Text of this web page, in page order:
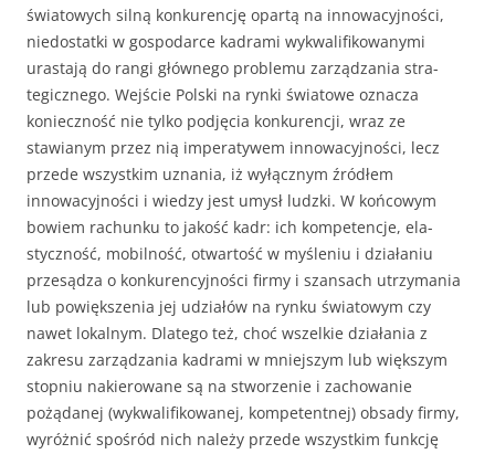
światowych silną konkurencję opartą na innowacyjności,
niedostatki w gospodarce kadrami wykwalifikowanymi
urastają do rangi głównego problemu zarządzania stra­
tegicznego. Wejście Polski na rynki światowe oznacza
konieczność nie tylko pod­jęcia konkurencji, wraz ze
stawianym przez nią imperatywem innowacyjno­ści, lecz
przede wszystkim uznania, iż wyłącznym źródłem
innowacyjności i wiedzy jest umysł ludzki. W końcowym
bowiem rachunku to jakość kadr: ich kompetencje, ela­
styczność, mobilność, otwartość w myśleniu i działaniu
przesądza o konku­rencyjności firmy i szansach utrzymania
lub powiększenia jej udziałów na rynku światowym czy
nawet lokalnym. Dlatego też, choć wszelkie działania z
zakresu zarządzania kadrami w mniejszym lub większym
stopniu nakierowane są na stworzenie i zacho­wanie
pożądanej (wykwalifikowanej, kompetentnej) obsady firmy,
wyróżnić spośród nich należy przede wszystkim funkcję